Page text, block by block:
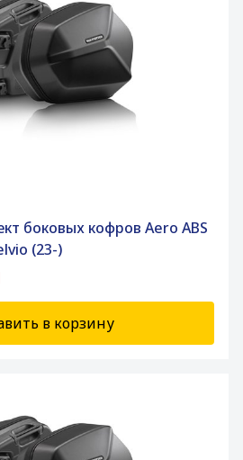
боковых кофров Aero ABS
(23-)
в корзину